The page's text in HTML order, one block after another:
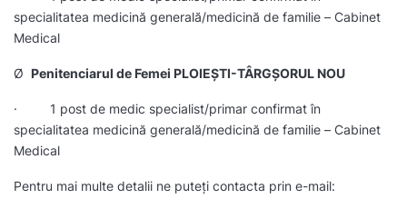
specialitatea medicină generală/medicină de familie – Cabinet
Medical
Ø Penitenciarul de Femei PLOIEȘTI-TÂRGȘORUL NOU
· 1 post de medic specialist/primar confirmat în
specialitatea medicină generală/medicină de familie – Cabinet
Medical
Pentru mai multe detalii ne puteți contacta prin e-mail: